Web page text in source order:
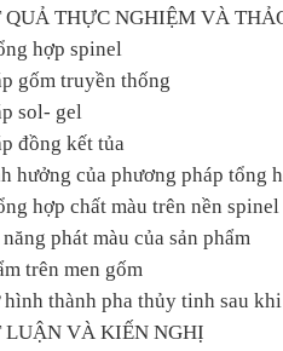
QUẢ THỰC NGHIỆM VÀ
hợp spinel
gốm truyền thống
sol- gel
đồng kết tủa
hưởng của phương pháp tổng
hợp chất màu trên nền spinel
phát màu của sản phẩm
trên men gốm
hình thành pha thủy tinh sau
LUẬN VÀ KIẾN NGHỊ